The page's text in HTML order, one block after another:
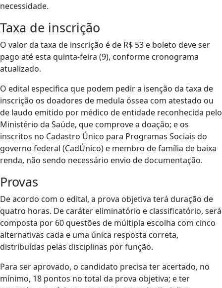
necessidade.
Taxa de inscrição
O valor da taxa de inscrição é de R$ 53 e boleto deve ser
pago até esta quinta-feira (9), conforme cronograma
atualizado.
O edital especifica que podem pedir a isenção da taxa de
inscrição os doadores de medula óssea com atestado ou
de laudo emitido por médico de entidade reconhecida pelo
Ministério da Saúde, que comprove a doação; e os
inscritos no Cadastro Único para Programas Sociais do
governo federal (CadÚnico) e membro de família de baixa
renda, não sendo necessário envio de documentação.
Provas
De acordo com o edital, a prova objetiva terá duração de
quatro horas. De caráter eliminatório e classificatório, será
composta por 60 questões de múltipla escolha com cinco
alternativas cada e uma única resposta correta,
distribuídas pelas disciplinas por função.
Para ser aprovado, o candidato precisa ter acertado, no
mínimo, 18 pontos no total da prova objetiva; e ter